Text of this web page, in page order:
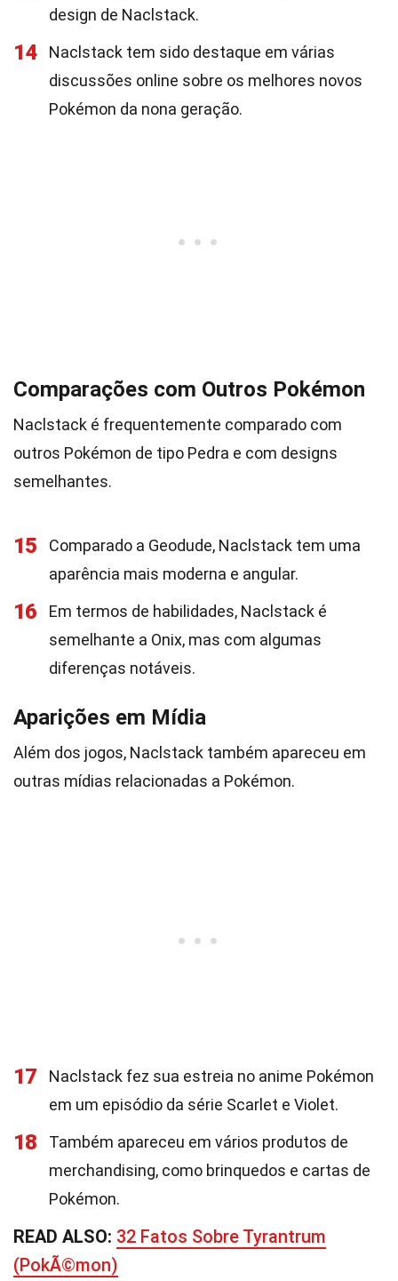
design de Naclstack.
14
Naclstack tem sido destaque em várias
discussões online sobre os melhores novos
Pokémon da nona geração.
Comparações com Outros Pokémon
Naclstack é frequentemente comparado com
outros Pokémon de tipo Pedra e com designs
semelhantes.
15
Comparado a Geodude, Naclstack tem uma
aparência mais moderna e angular.
16
Em termos de habilidades, Naclstack é
semelhante a Onix, mas com algumas
diferenças notáveis.
Aparições em Mídia
Além dos jogos, Naclstack também apareceu em
outras mídias relacionadas a Pokémon.
17
Naclstack fez sua estreia no anime Pokémon
em um episódio da série Scarlet e Violet.
18
Também apareceu em vários produtos de
merchandising, como brinquedos e cartas de
Pokémon.
READ ALSO: 32 Fatos Sobre Tyrantrum
(PokÃ©mon)